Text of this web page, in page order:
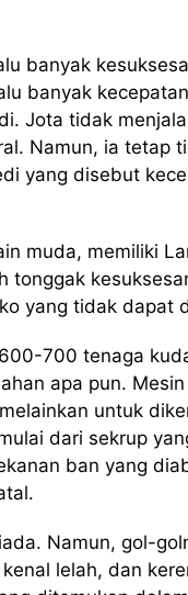
banyak
banyak
Jota tidak
Namun, ia tetap
yang disebut
muda, memiliki
tonggak
yang tidak dapat
700 tenaga
apa pun.
untuk
dari sekrup
ban yang
Namun, gol-
lelah, dan